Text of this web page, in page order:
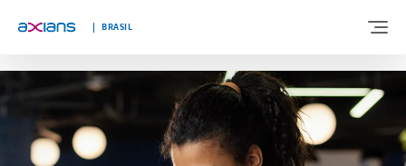
BRASIL
BEM-VINDO A AXIANS BRASIL